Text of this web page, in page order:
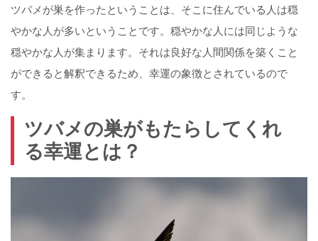
ツバメが巣を作ったということは、そこに住んでいる人は穏
やかな人が多いということです。穏やかな人には同じような
穏やかな人が集まります。それは良好な人間関係を築くこと
ができると解釈できるため、幸運の象徴とされているので
す。
ツバメの巣がもたらしてくれ
る幸運とは？